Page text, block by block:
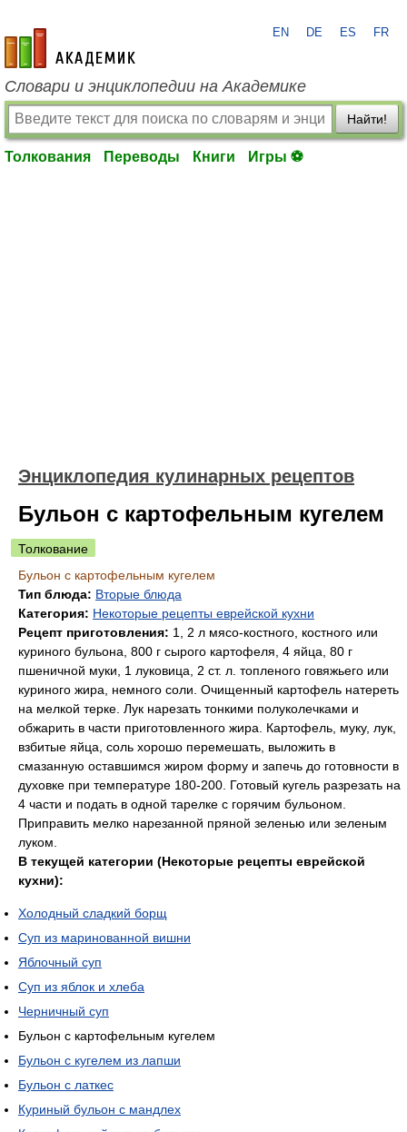
academic.ru
EN DE ES FR
Словари и энциклопедии на Академике
Найти!
Толкования Переводы Книги Игры ⚽
Энциклопедия кулинарных рецептов
Бульон с картофельным кугелем
Толкование
Бульон с картофельным кугелем
Тип блюда: Вторые блюда
Категория: Некоторые рецепты еврейской кухни
Рецепт приготовления: 1, 2 л мясо-костного, костного или
куриного бульона, 800 г сырого картофеля, 4 яйца, 80 г
пшеничной муки, 1 луковица, 2 ст. л. топленого говяжьего или
куриного жира, немного соли. Очищенный картофель натереть
на мелкой терке. Лук нарезать тонкими полуколечками и
обжарить в части приготовленного жира. Картофель, муку, лук,
взбитые яйца, соль хорошо перемешать, выложить в
смазанную оставшимся жиром форму и запечь до готовности в
духовке при температуре 180-200. Готовый кугель разрезать на
4 части и подать в одной тарелке с горячим бульоном.
Приправить мелко нарезанной пряной зеленью или зеленым
луком.
В текущей категории (Некоторые рецепты еврейской
кухни):
Холодный сладкий борщ
Суп из маринованной вишни
Яблочный суп
Суп из яблок и хлеба
Черничный суп
Бульон с картофельным кугелем
Бульон с кугелем из лапши
Бульон с латкес
Куриный бульон с мандлех